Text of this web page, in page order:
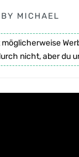
BY MICHAEL
nicht, aber du